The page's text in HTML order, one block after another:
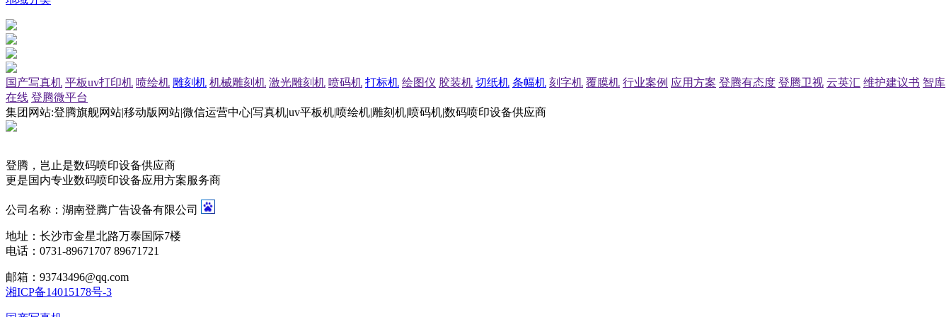
国产写真机 平板uv打印机 喷绘机 雕刻机 机械雕刻机 激光雕刻机 喷码机 打标机 绘图仪 胶装机 切纸机 条幅机 刻字机 覆膜机 行业案例 应用方案 登腾有态度 登腾卫视 云英汇 维护建议书 智库
在线 登腾微平台
集团网站:登腾旗舰网站|移动版网站|微信运营中心|写真机|uv平板机|喷绘机|雕刻机|喷码机|数码喷印设备供应商
登腾，岂止是数码喷印设备供应商
更是国内专业数码喷印设备应用方案服务商
公司名称：湖南登腾广告设备有限公司
地址：长沙市金星北路万泰国际7楼
电话：0731-89671707 89671721
邮箱：93743496@qq.com
湘ICP备14015178号-3